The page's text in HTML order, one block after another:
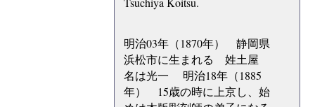
明治03年（1870年） 静岡県
浜松市に生まれる 姓土屋
名は光一 明治18年（1885
年） 15歳の時に上京し、始